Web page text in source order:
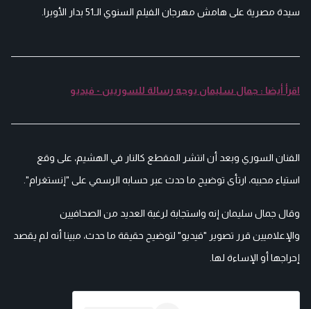
سيدة مصرية على هامش مهرجان الفيلم السنوي الـ51 بدار الأوبرا.
اقرأ أيضا : جمال سليمان يوجه رسالة للسوريين - فيديو
الفنان السوري وبعد أن انتشر المقطع كالنار في الهشيم، على وقع
استياء محبيه، ارتأى توضيح ما حدث عبر حسابه الرسمي على "إنستغرام".
وقال جمال سليمان إنه واستجابة لرغبة العديد من الصحافيين
والإعلاميين قرر تصوير "فيديو" لتوضيح حقيقة ما حدث، مبينا أنه لم يقصد
إحراجها أو الإساءة لها.